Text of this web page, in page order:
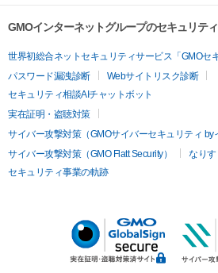
GMOインターネットグループのセキュリテ
世界初総合ネットセキュリティサービス「GMOセ
パスワード漏洩診断
Webサイトリスク診断
セキュリティ相談AIチャットボット
実在証明・盗聴対策
サイバー攻撃対策（GMOサイバーセキュリティ by
サイバー攻撃対策（GMO Flatt Security）
なり
セキュリティ事業の軌跡